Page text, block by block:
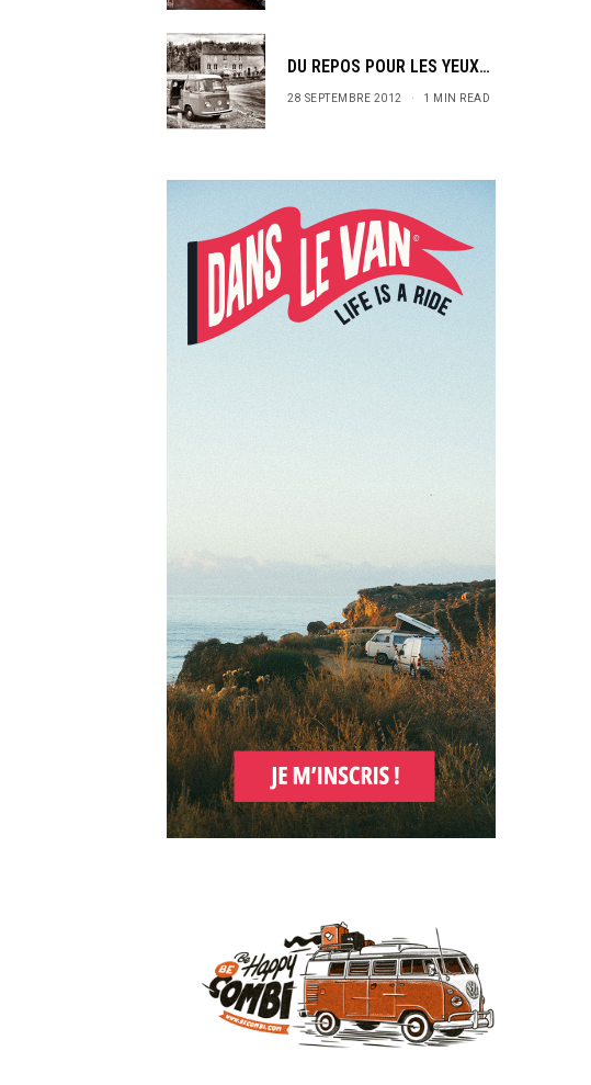
DU REPOS POUR LES YEUX…
28 SEPTEMBRE 2012 1 MIN READ